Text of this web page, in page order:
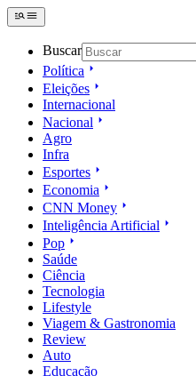
Buscar
Política
Eleições
Internacional
Nacional
Agro
Infra
Esportes
Economia
CNN Money
Inteligência Artificial
Pop
Saúde
Ciência
Tecnologia
Lifestyle
Viagem & Gastronomia
Review
Auto
Educação